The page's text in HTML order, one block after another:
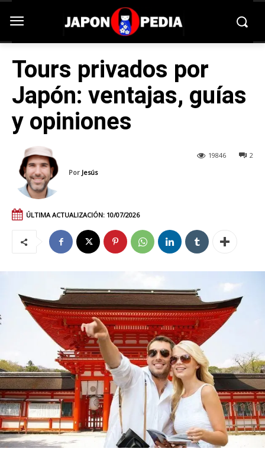
Tours privados por
Japón: ventajas, guías
y opiniones
2
19846
Por Jesús
ÚLTIMA ACTUALIZACIÓN: 10/07/2026